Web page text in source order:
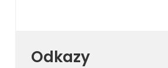
Odkazy